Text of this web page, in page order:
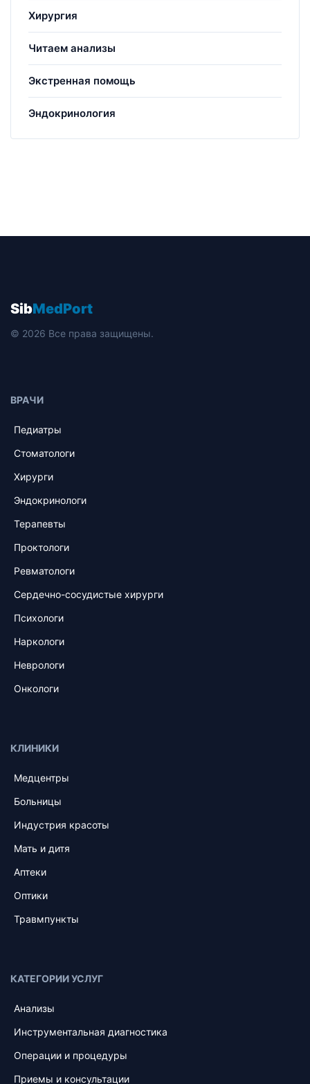
Хирургия
Читаем анализы
Экстренная помощь
Эндокринология
SibMedPort
© 2026 Все права защищены.
ВРАЧИ
Педиатры
Стоматологи
Хирурги
Эндокринологи
Терапевты
Проктологи
Ревматологи
Сердечно-сосудистые хирурги
Психологи
Наркологи
Неврологи
Онкологи
КЛИНИКИ
Медцентры
Больницы
Индустрия красоты
Мать и дитя
Аптеки
Оптики
Травмпункты
КАТЕГОРИИ УСЛУГ
Анализы
Инструментальная диагностика
Операции и процедуры
Приемы и консультации